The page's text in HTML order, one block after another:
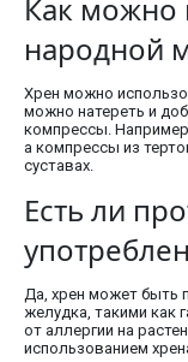
Как можно
народной
Хрен можно
можно натереть и
компрессы.
а компрессы из
суставах.
Есть ли
Да, хрен может быть
желудка, такими как
от аллергии на
использованием